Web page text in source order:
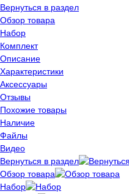
Вернуться в раздел
Обзор товара
Набор
Комплект
Описание
Характеристики
Аксессуары
Отзывы
Похожие товары
Наличие
Файлы
Видео
Вернуться в раздел
Обзор товара
Набор